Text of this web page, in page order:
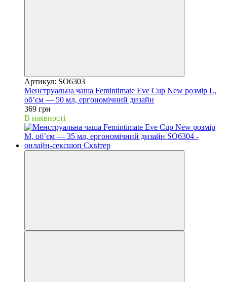
Артикул: SO6303
Менструальна чаша Femintimate Eve Cup New розмір L,
об’єм — 50 мл, ергономічний дизайн
369 грн
В наявності